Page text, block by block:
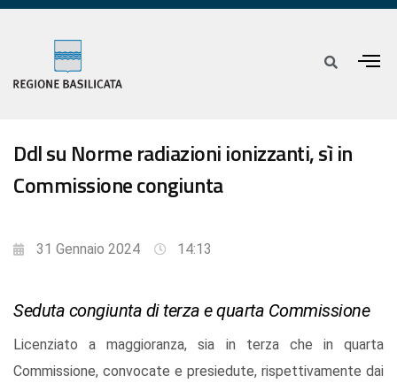
Ddl su Norme radiazioni ionizzanti, sì in
Commissione congiunta
31 Gennaio 2024 14:13
Seduta congiunta di terza e quarta Commissione
Licenziato a maggioranza, sia in terza che in quarta
Commissione, convocate e presiedute, rispettivamente dai